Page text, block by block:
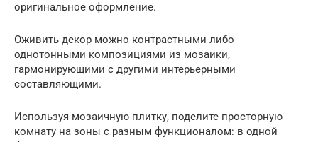
оригинальное оформление.
Оживить декор можно контрастными либо
однотонными композициями из мозаики,
гармонирующими с другими интерьерными
составляющими.
Используя мозаичную плитку, поделите просторную
комнату на зоны с разным функционалом: в одной